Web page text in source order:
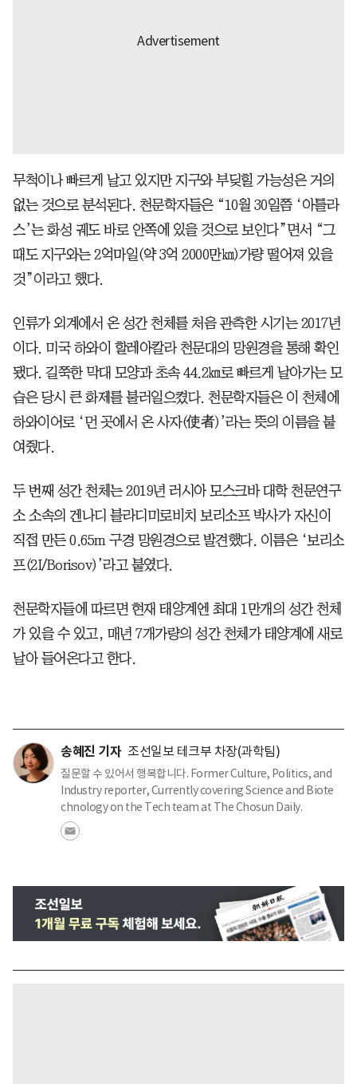
무척이나 빠르게 날고 있지만 지구와 부딪힐 가능성은 거의
없는 것으로 분석된다. 천문학자들은 “10월 30일쯤 ‘아틀라
스’는 화성 궤도 바로 안쪽에 있을 것으로 보인다”면서 “그
때도 지구와는 2억마일(약 3억 2000만㎞)가량 떨어져 있을
것”이라고 했다.
인류가 외계에서 온 성간 천체를 처음 관측한 시기는 2017년
이다. 미국 하와이 할레아칼라 천문대의 망원경을 통해 확인
됐다. 길쭉한 막대 모양과 초속 44.2㎞로 빠르게 날아가는 모
습은 당시 큰 화제를 불러일으켰다. 천문학자들은 이 천체에
하와이어로 ‘먼 곳에서 온 사자(使者)’라는 뜻의 이름을 붙
여줬다.
두 번째 성간 천체는 2019년 러시아 모스크바 대학 천문연구
소 소속의 겐나디 블라디미로비치 보리소프 박사가 자신이
직접 만든 0.65m 구경 망원경으로 발견했다. 이름은 ‘보리소
프(2I/Borisov)’라고 붙였다.
천문학자들에 따르면 현재 태양계엔 최대 1만개의 성간 천체
가 있을 수 있고, 매년 7개가량의 성간 천체가 태양계에 새로
날아 들어온다고 한다.
송혜진 기자 조선일보 테크부 차장(과학팀)
질문할 수 있어서 행복합니다. Former Culture, Politics, and
Industry reporter, Currently covering Science and Biote
chnology on the Tech team at The Chosun Daily.